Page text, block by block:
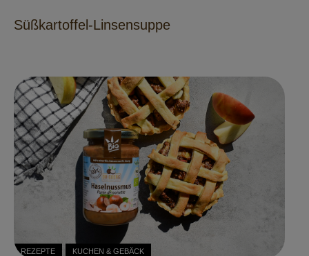
Süßkartoffel-Linsensuppe
REZEPTE KUCHEN & GEBÄCK